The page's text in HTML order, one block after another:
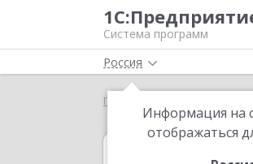
Система программ
Россия
Информация на
отображаться
Главная